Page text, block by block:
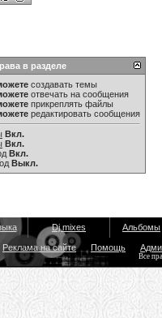
в разделе
создавать темы
отвечать на сообщения
прикреплять файлы
редактировать сообщения
Вкл.
Вкл.
Вкл.
Выкл.
Dj mixes Альбомы
Реклама на сайте Помощь
Все